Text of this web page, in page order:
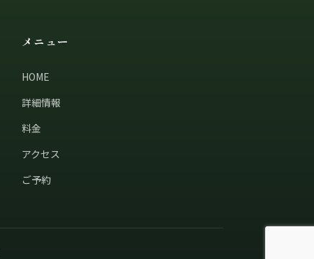
メニュー
HOME
詳細情報
料金
アクセス
ご予約